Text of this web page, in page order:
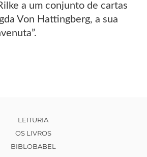
a um conjunto de cartas
Von Hattingberg, a sua
LEITURIA
OS LIVROS
BIBLOBABEL